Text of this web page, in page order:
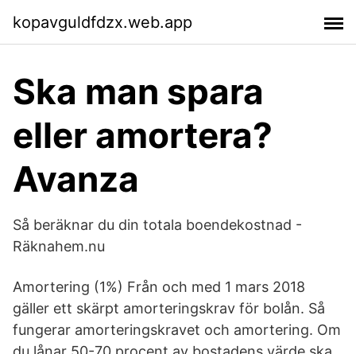
kopavguldfdzx.web.app
Ska man spara
eller amortera?
Avanza
Så beräknar du din totala boendekostnad -
Räknahem.nu
Amortering (1%) Från och med 1 mars 2018
gäller ett skärpt amorteringskrav för bolån. Så
fungerar amorteringskravet och amortering. Om